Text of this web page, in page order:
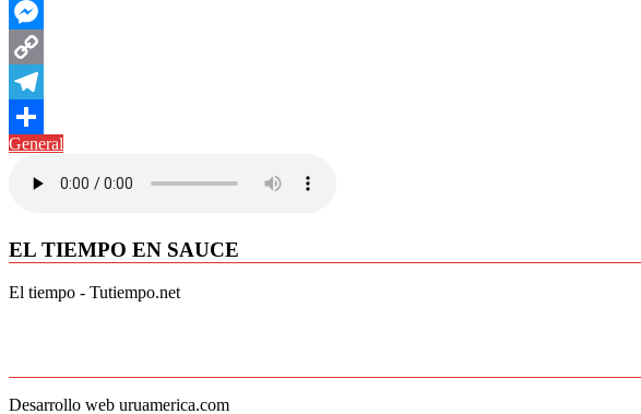
WhatsApp
Messenger
Copy
Link
Telegram
Compartir
General
EL TIEMPO EN SAUCE
El tiempo - Tutiempo.net
Desarrollo web uruamerica.com